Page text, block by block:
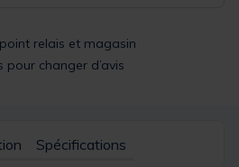
relais et magasin
changer d’avis
Spécifications